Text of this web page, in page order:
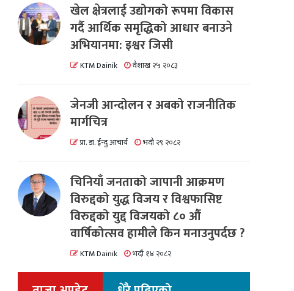
खेल क्षेत्रलाई उद्योगको रूपमा विकास
गर्दै आर्थिक समृद्धिको आधार बनाउने
अभियानमा: इश्वर जिसी
KTM Dainik वैशाख २५ २०८३
जेनजी आन्दोलन र अबको राजनीतिक
मार्गचित्र
प्रा. डा. ईन्दु आचार्य भदौ २९ २०८२
चिनियाँ जनताको जापानी आक्रमण
विरुद्दको युद्ध विजय र विश्वफासिष्ट
विरुद्दको युद्द विजयको ८० औं
वार्षिकोत्सव हामीले किन मनाउनुपर्दछ ?
KTM Dainik भदौ १४ २०८२